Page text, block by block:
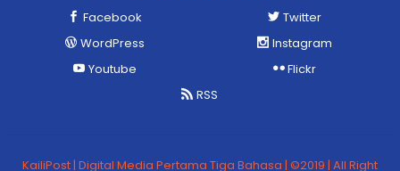
Facebook
Twitter
WordPress
Instagram
Youtube
Flickr
RSS
KailiPost | Digital Media Pertama Tiga Bahasa | ©2019 | All Right